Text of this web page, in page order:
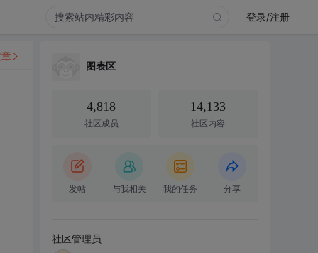
登录/注册
图表区
4,818
社区成员
14,133
社区内容
发帖 与我相关 我的任务 分享
社区管理员